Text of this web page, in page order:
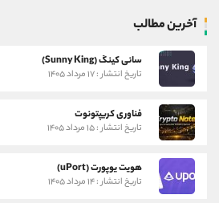
آخرین مطالب
سانی کینگ (Sunny King)
تاریخ انتشار : ۱۷ مرداد ۱۴۰۵
فناوری کریپتونوت
تاریخ انتشار : ۱۵ مرداد ۱۴۰۵
هویت یوپورت (uPort)
تاریخ انتشار : ۱۴ مرداد ۱۴۰۵